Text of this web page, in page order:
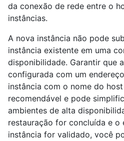
da conexão de rede entre o
instâncias.
A nova instância não pode
instância existente em uma
disponibilidade. Garantir que
configurada com um
instância com o nome do
recomendável e pode
ambientes de alta
restauração for concluída e o
instância for validado, você